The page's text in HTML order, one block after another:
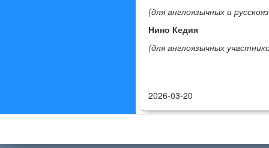
(для англоязычных и
Нино Кедия
(для англоязычных
2026-03-20